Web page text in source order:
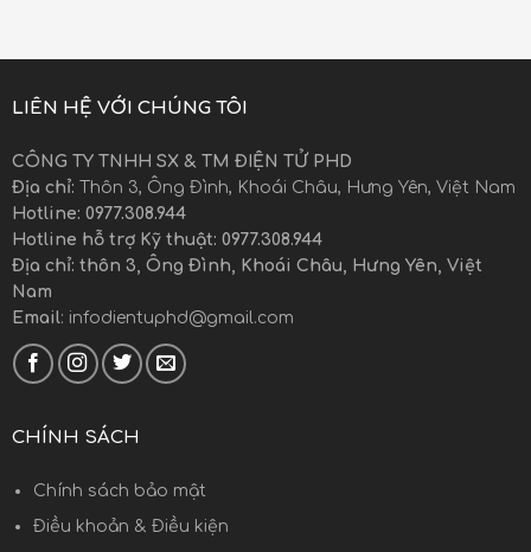
LIÊN HỆ VỚI CHÚNG TÔI
CÔNG TY TNHH SX & TM ĐIỆN TỬ PHD
Địa chỉ: Thôn 3, Ông Đình, Khoái Châu, Hưng Yên, Việt Nam
Hotline: 0977.308.944
Hotline hỗ trợ Kỹ thuật: 0977.308.944
Địa chỉ: thôn 3, Ông Đình, Khoái Châu, Hưng Yên, Việt
Nam
Email: infodientuphd@gmail.com
CHÍNH SÁCH
Chính sách bảo mật
Điều khoản & Điều kiện